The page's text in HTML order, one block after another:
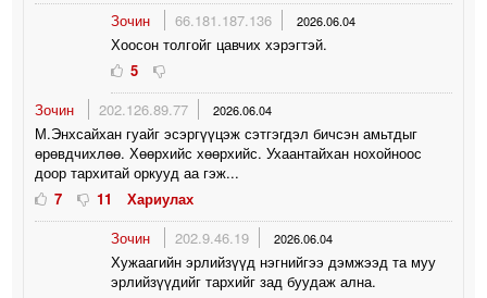
Зочин
66.181.187.136 2026.06.04
Хоосон толгойг цавчих хэрэгтэй.
5
Зочин
202.126.89.77 2026.06.04
М.Энхсайхан гуайг эсэргүүцэж сэтгэгдэл бичсэн амьтдыг
өрөвдчихлөө. Хөөрхийс хөөрхийс. Ухаантайхан нохойноос
доор тархитай оркууд аа гэж...
7
11
Хариулах
Зочин
202.9.46.19 2026.06.04
Хужаагийн эрлийзүүд нэгнийгээ дэмжээд та муу
эрлийзүүдийг тархийг зад буудаж ална.